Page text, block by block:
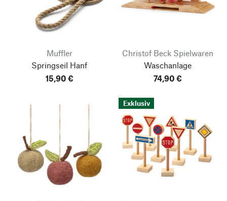
Muffler
Springseil Hanf
15,90 €
Christof Beck Spielwaren
Waschanlage
74,90 €
Exklusiv